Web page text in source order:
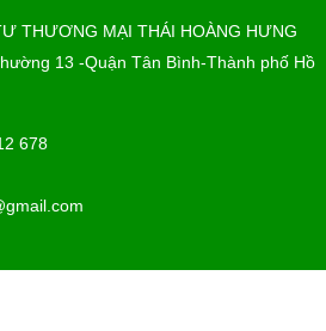
THƯƠNG MẠI THÁI HOÀNG HƯNG
13 -Quận Tân Bình-Thành phố Hồ
678